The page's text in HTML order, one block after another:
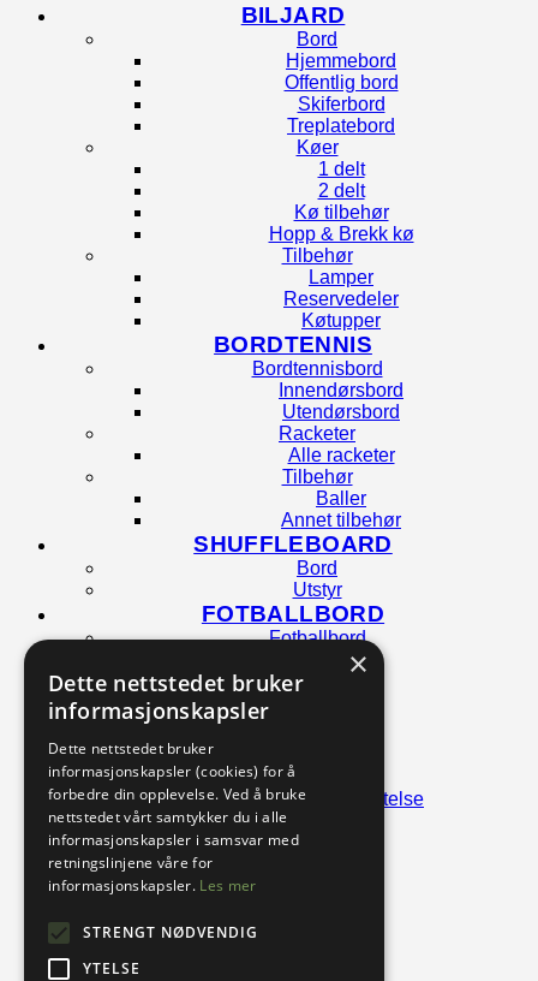
BILJARD
Bord
Hjemmebord
Offentlig bord
Skiferbord
Treplatebord
Køer
1 delt
2 delt
Kø tilbehør
Hopp & Brekk kø
Tilbehør
Lamper
Reservedeler
Køtupper
BORDTENNIS
Bordtennisbord
Innendørsbord
Utendørsbord
Racketer
Alle racketer
Tilbehør
Baller
Annet tilbehør
SHUFFLEBOARD
Bord
Utstyr
FOTBALLBORD
Fotballbord
Tilbehør
AIRHOCKEY
Dartskiver
Skap og veggbeskyttelse
Beskyttelsring
Dartbelysning
×
Dette nettstedet bruker
informasjonskapsler
Dette nettstedet bruker
informasjonskapsler (cookies) for å
forbedre din opplevelse. Ved å bruke
nettstedet vårt samtykker du i alle
informasjonskapsler i samsvar med
retningslinjene våre for
informasjonskapsler. Les mer
STRENGT NØDVENDIG
YTELSE